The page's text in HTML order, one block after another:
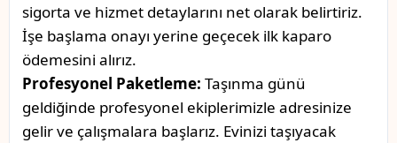
sigorta ve hizmet detaylarını net olarak belirtiriz.
İşe başlama onayı yerine geçecek ilk kaparo
ödemesini alırız.
Profesyonel Paketleme: Taşınma günü
geldiğinde profesyonel ekiplerimizle adresinize
gelir ve çalışmalara başlarız. Evinizi taşıyacak